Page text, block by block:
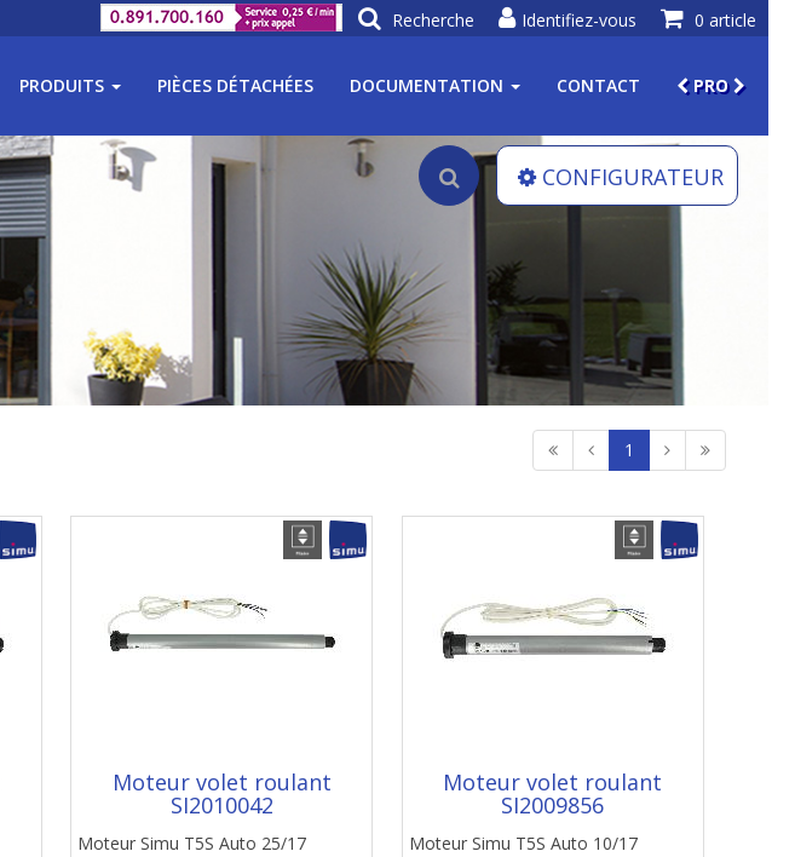
0 article
Identifiez-vous
Recherche
PRODUITS PIÈCES DÉTACHÉES DOCUMENTATION CONTACT PRO
CONFIGURATEUR
1
Moteur volet roulant
SI2010042
Moteur Simu T5S Auto 25/17
Moteur volet roulant
SI2009856
Moteur Simu T5S Auto 10/17